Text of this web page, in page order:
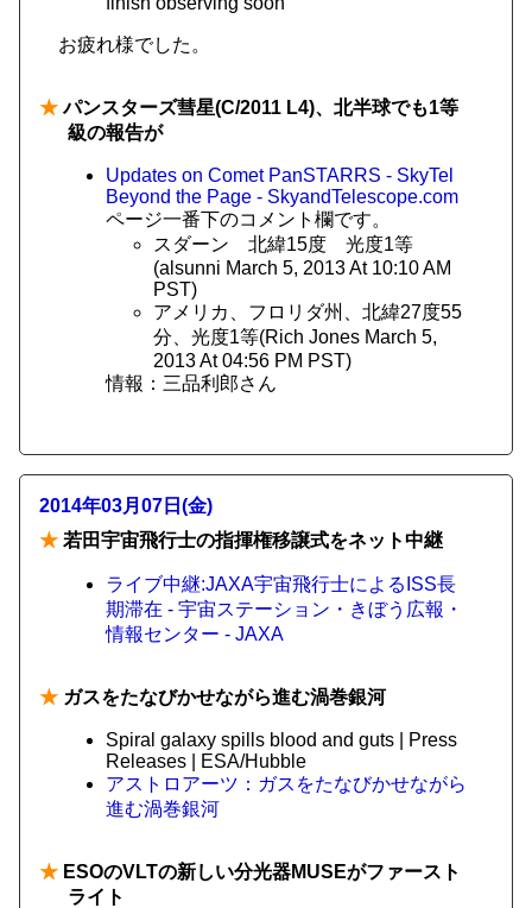
お疲れ様でした。
★パンスターズ彗星(C/2011 L4)、北半球でも1等
級の報告が
Updates on Comet PanSTARRS - SkyTel
Beyond the Page - SkyandTelescope.com
ページ一番下のコメント欄です。
スダーン 北緯15度 光度1等
(alsunni March 5, 2013 At 10:10 AM
PST)
アメリカ、フロリダ州、北緯27度55
分、光度1等(Rich Jones March 5,
2013 At 04:56 PM PST)
情報：三品利郎さん
2014年03月07日(金)
★ 若田宇宙飛行士の指揮権移譲式をネット中継
ライブ中継:JAXA宇宙飛行士によるISS長
期滞在 - 宇宙ステーション・きぼう広報・
情報センター - JAXA
★ ガスをたなびかせながら進む渦巻銀河
Spiral galaxy spills blood and guts | Press
Releases | ESA/Hubble
アストロアーツ：ガスをたなびかせながら
進む渦巻銀河
★ ESOのVLTの新しい分光器MUSEがファースト
ライト